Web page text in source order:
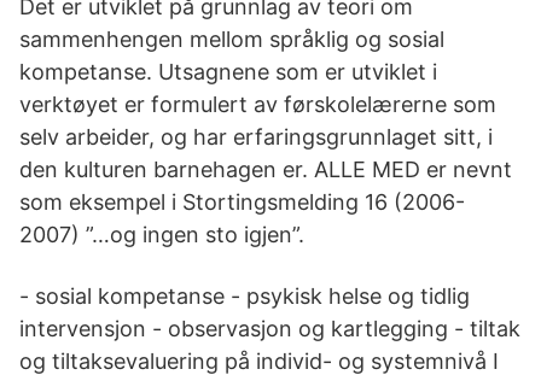
Det er utviklet på grunnlag av teori om
sammenhengen mellom språklig og sosial
kompetanse. Utsagnene som er utviklet i
verktøyet er formulert av førskolelærerne som
selv arbeider, og har erfaringsgrunnlaget sitt, i
den kulturen barnehagen er. ALLE MED er nevnt
som eksempel i Stortingsmelding 16 (2006-
2007) ”…og ingen sto igjen”.
- sosial kompetanse - psykisk helse og tidlig
intervensjon - observasjon og kartlegging - tiltak
og tiltaksevaluering på individ- og systemnivå I